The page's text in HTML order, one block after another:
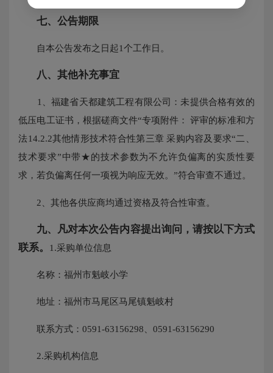
七、公告期限
自本公告发布之日起1个工作日。
八、其他补充事宜
1、福建省天都建筑工程有限公司：未提供合格有效的
低压电工证书，根据磋商文件“专项附件： 评审的标准和方
法14.2.2其他情形技术符合性第三章 采购内容及要求“二、
技术要求”中带★的技术参数为不允许负偏离的实质性要
求，若负偏离任何一项视为响应无效。”符合审查不通过。
2、其他各供应商均通过资格及符合性审查。
九、凡对本次公告内容提出询问，请按以下方式
联系。 1.采购单位信息
名称：福州市魁岐小学
地址：福州市马尾区马尾镇魁岐村
联系方式：0591-63156298、0591-63156290
2.采购机构信息